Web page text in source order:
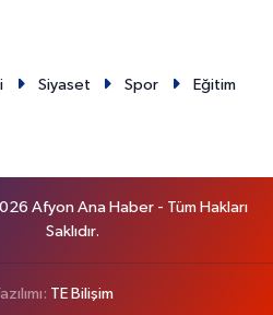
Siyaset Spor
Eğitim
Afyon Ana Haber - Tüm Hakları
Saklıdır.
TE Bilişim